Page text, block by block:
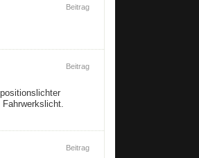
Beitrag
Beitrag
Beitrag